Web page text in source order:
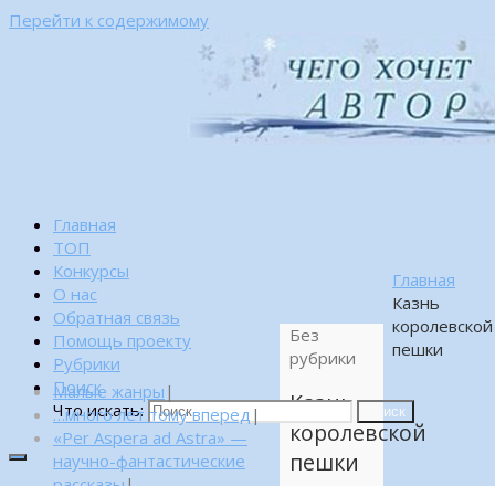
Перейти к содержимому
Главная
ТОП
Конкурсы
О нас
Обратная связь
Помощь проекту
Рубрики
Поиск
Что искать:
Поиск
Главная
Казнь
королевской
пешки
Без
рубрики
Казнь
королевской
пешки
Малые жанры |
…много лет тому вперед |
«Per Aspera ad Astra» —
научно-фантастические